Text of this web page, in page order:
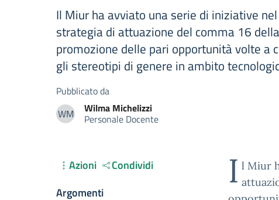
Il Miur ha avviato una serie di iniziative
strategia di attuazione del comma 16
promozione delle pari opportunità volte a
gli stereotipi di genere in ambito
Pubblicato da
WMWilma Michelizzi
Wilma Michelizzi
Personale Docente
I l Miur
Azioni
Condividi
Argomenti